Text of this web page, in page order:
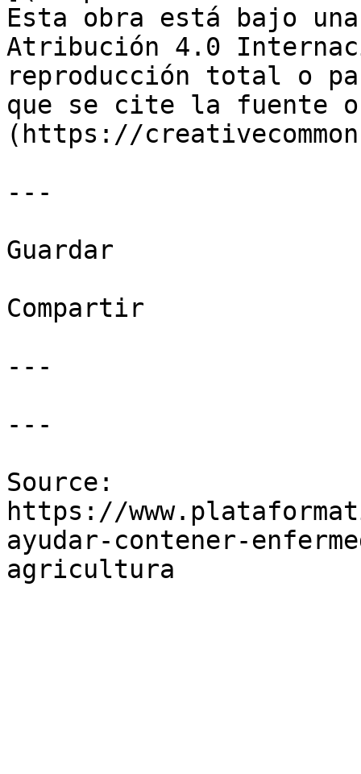
Esta obra está bajo
Atribución 4.0
reproducción total o
que se cite la fuente
(https://
---
Guardar
Compartir
---
---
Source:
https://
ayudar-contener-